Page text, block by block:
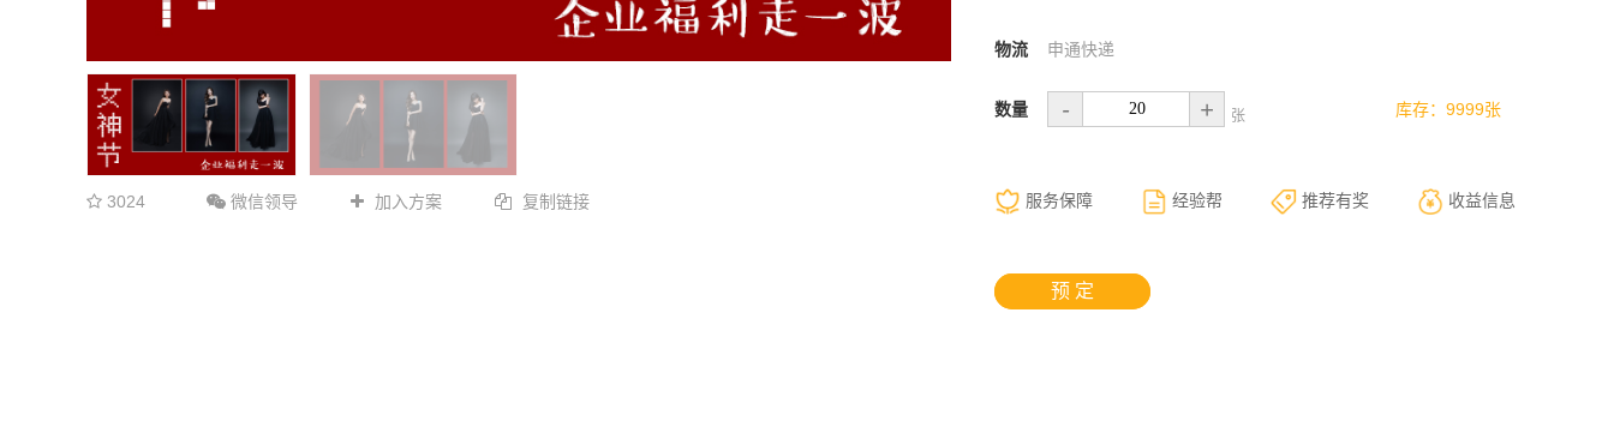
3024 微信领导 加入方案 复制链接
物流 申通快递
数量 - + 张 库存：9999张
服务保障 经验帮 推荐有奖 收益信息
预 定